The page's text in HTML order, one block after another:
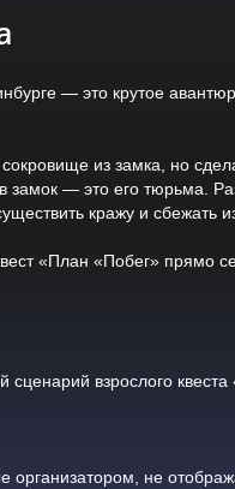
— это крутое
из замка, но
замок — это его тюрьма.
кражу и сбежать
«План «Побег» прямо
сценарий взрослого
организатором, не